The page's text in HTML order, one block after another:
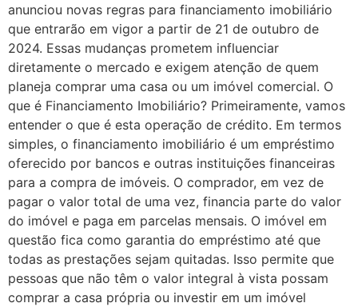
anunciou novas regras para financiamento imobiliário
que entrarão em vigor a partir de 21 de outubro de
2024. Essas mudanças prometem influenciar
diretamente o mercado e exigem atenção de quem
planeja comprar uma casa ou um imóvel comercial. O
que é Financiamento Imobiliário? Primeiramente, vamos
entender o que é esta operação de crédito. Em termos
simples, o financiamento imobiliário é um empréstimo
oferecido por bancos e outras instituições financeiras
para a compra de imóveis. O comprador, em vez de
pagar o valor total de uma vez, financia parte do valor
do imóvel e paga em parcelas mensais. O imóvel em
questão fica como garantia do empréstimo até que
todas as prestações sejam quitadas. Isso permite que
pessoas que não têm o valor integral à vista possam
comprar a casa própria ou investir em um imóvel